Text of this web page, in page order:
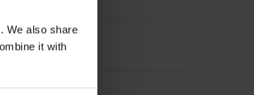
We also share
it with